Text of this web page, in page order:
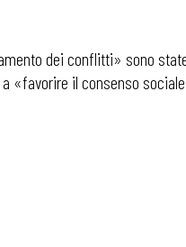
dei conflitti» sono
«favorire il consenso